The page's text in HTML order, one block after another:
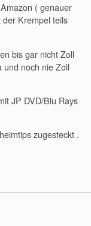
( genauer
Krempel teils
bis gar nicht Zoll
und noch nie Zoll
JP DVD/Blu Rays
zugesteckt .